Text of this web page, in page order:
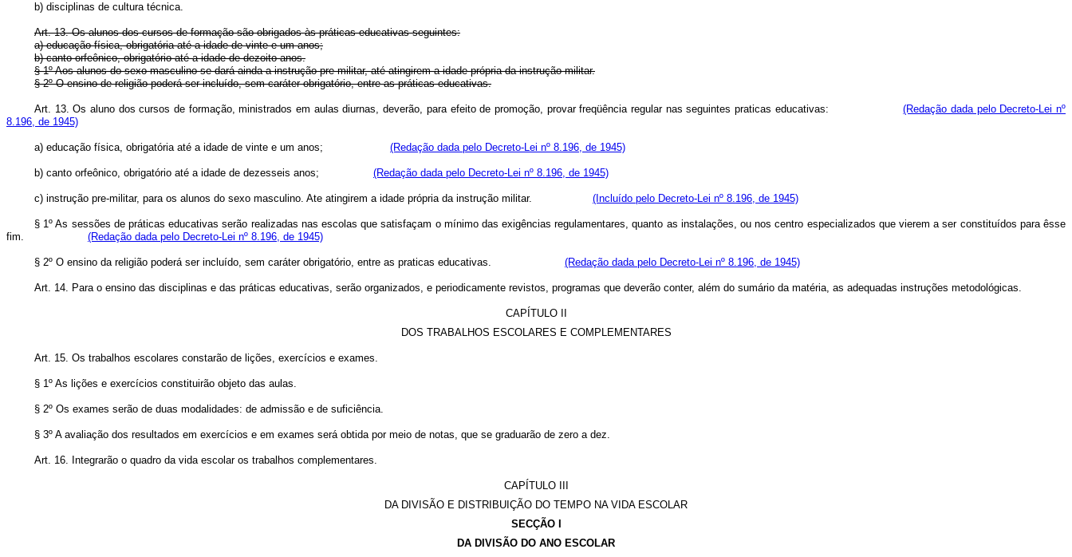
b) disciplinas de cultura técnica.
Art. 13. Os alunos dos cursos de formação são obrigados às práticas educativas seguintes:
a) educação física, obrigatória até a idade de vinte e um anos;
b) canto orfeônico, obrigatório até a idade de dezoito anos.
§ 1º Aos alunos do sexo masculino se dará ainda a instrução pre-militar, até atingirem a idade própria da instrução militar.
§ 2º O ensino de religião poderá ser incluído, sem caráter obrigatório, entre as práticas educativas.
Art. 13. Os aluno dos cursos de formação, ministrados em aulas diurnas, deverão, para efeito de promoção, provar freqüência regular nas seguintes praticas educativas:(Redação dada pelo Decreto-Lei nº
8.196, de 1945)
a) educação física, obrigatória até a idade de vinte e um anos; (Redação dada pelo Decreto-Lei nº 8.196, de 1945)
b) canto orfeônico, obrigatório até a idade de dezesseis anos; (Redação dada pelo Decreto-Lei nº 8.196, de 1945)
c) instrução pre-militar, para os alunos do sexo masculino. Ate atingirem a idade própria da instrução militar. (Incluído pelo Decreto-Lei nº 8.196, de 1945)
§ 1º As sessões de práticas educativas serão realizadas nas escolas que satisfaçam o mínimo das exigências regulamentares, quanto as instalações, ou nos centro especializados que vierem a ser constituídos para êsse
fim. (Redação dada pelo Decreto-Lei nº 8.196, de 1945)
§ 2º O ensino da religião poderá ser incluído, sem caráter obrigatório, entre as praticas educativas. (Redação dada pelo Decreto-Lei nº 8.196, de 1945)
Art. 14. Para o ensino das disciplinas e das práticas educativas, serão organizados, e periodicamente revistos, programas que deverão conter, além do sumário da matéria, as adequadas instruções metodológicas.
CAPÍTULO II
DOS TRABALHOS ESCOLARES E COMPLEMENTARES
Art. 15. Os trabalhos escolares constarão de lições, exercícios e exames.
§ 1º As lições e exercícios constituirão objeto das aulas.
§ 2º Os exames serão de duas modalidades: de admissão e de suficiência.
§ 3º A avaliação dos resultados em exercícios e em exames será obtida por meio de notas, que se graduarão de zero a dez.
Art. 16. Integrarão o quadro da vida escolar os trabalhos complementares.
CAPÍTULO III
DA DIVISÃO E DISTRIBUIÇÃO DO TEMPO NA VIDA ESCOLAR
SECÇÃO I
DA DIVISÃO DO ANO ESCOLAR